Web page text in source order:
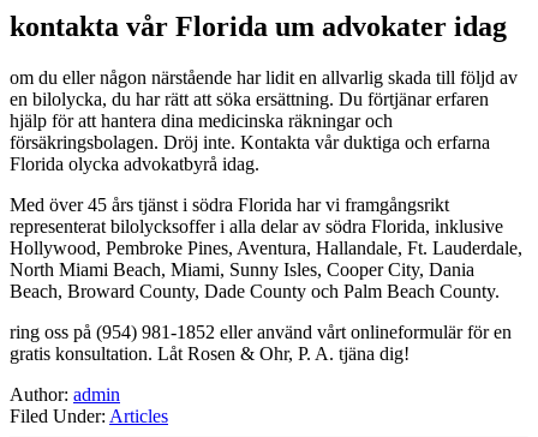
kontakta vår Florida um advokater idag
om du eller någon närstående har lidit en allvarlig skada till följd av
en bilolycka, du har rätt att söka ersättning. Du förtjänar erfaren
hjälp för att hantera dina medicinska räkningar och
försäkringsbolagen. Dröj inte. Kontakta vår duktiga och erfarna
Florida olycka advokatbyrå idag.
Med över 45 års tjänst i södra Florida har vi framgångsrikt
representerat bilolycksoffer i alla delar av södra Florida, inklusive
Hollywood, Pembroke Pines, Aventura, Hallandale, Ft. Lauderdale,
North Miami Beach, Miami, Sunny Isles, Cooper City, Dania
Beach, Broward County, Dade County och Palm Beach County.
ring oss på (954) 981-1852 eller använd vårt onlineformulär för en
gratis konsultation. Låt Rosen & Ohr, P. A. tjäna dig!
Author: admin
Filed Under: Articles